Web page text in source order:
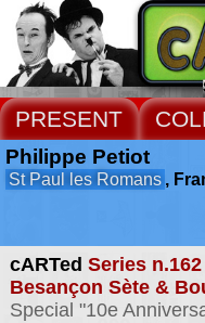
PRESENT
cARTed Series n.162
Besançon Sète &
Special "10e
Philippe Petiot
St Paul les Romans ,
Extras :